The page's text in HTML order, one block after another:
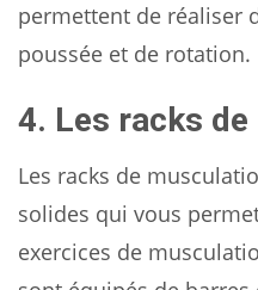
permettent de réaliser
poussée et de rotation.
4. Les racks
Les racks de
solides qui vous
exercices de